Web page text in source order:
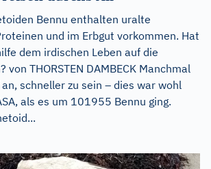
Bennu enthalten uralte
und im Erbgut vorkommen. Hat
dem irdischen Leben auf die
von THORSTEN DAMBECK Manchmal
schneller zu sein – dies war wohl
als es um 101955 Bennu ging.